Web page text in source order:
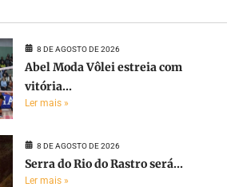
8 DE AGOSTO DE 2026
Abel Moda Vôlei estreia com
vitória...
Ler mais »
8 DE AGOSTO DE 2026
Serra do Rio do Rastro será...
Ler mais »